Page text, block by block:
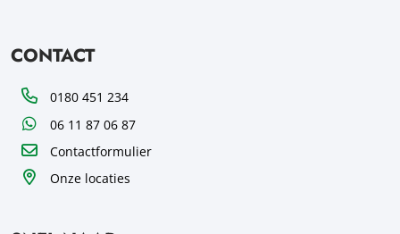
CONTACT
Telefoon0180 451 234
WhatsApp06 11 87 06 87
Contactformulier
Onze locaties